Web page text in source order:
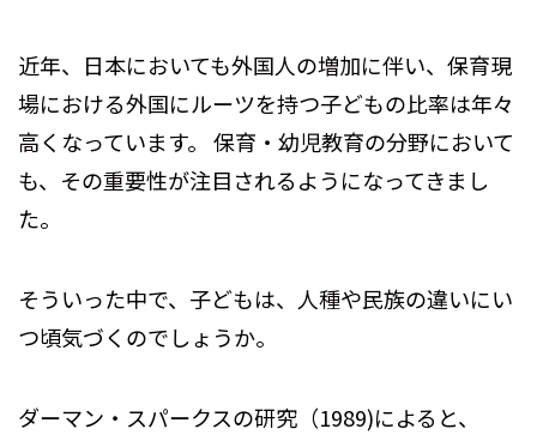
近年、日本においても外国人の増加に伴い、保育現
場における外国にルーツを持つ子どもの比率は年々
高くなっています。 保育・幼児教育の分野において
も、その重要性が注目されるようになってきまし
た。
そういった中で、子どもは、人種や民族の違いにい
つ頃気づくのでしょうか。
ダーマン・スパークスの研究（1989)によると、